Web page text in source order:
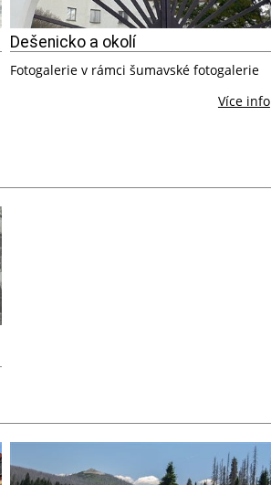
Dešenicko a okolí
Fotogalerie v rámci šumavské fotogalerie
Více info